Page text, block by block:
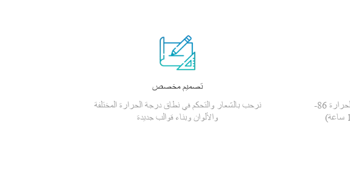
تصميم مخصص
نرحب بالشعار والتحكم في نطاق درجة الحرارة المختلفة
والألوان وبناء قوالب جديدة
-86 درجة مئوية إلى 65 درجة مئوية لدرجات الحرارة